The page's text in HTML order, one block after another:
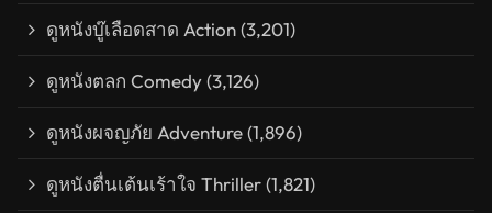
ดูหนังบู๊เลือดสาด Action(3,201)
ดูหนังตลก Comedy(3,126)
ดูหนังผจญภัย Adventure(1,896)
ดูหนังตื่นเต้นเร้าใจ Thriller(1,821)